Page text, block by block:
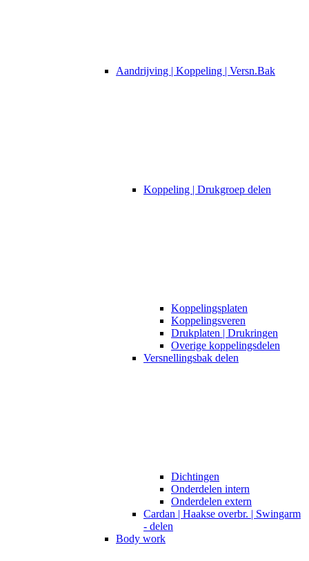
Aandrijving | Koppeling | Versn.Bak
Koppeling | Drukgroep delen
Koppelingsplaten
Koppelingsveren
Drukplaten | Drukringen
Overige koppelingsdelen
Versnellingsbak delen
Dichtingen
Onderdelen intern
Onderdelen extern
Cardan | Haakse overbr. | Swingarm
- delen
Body work